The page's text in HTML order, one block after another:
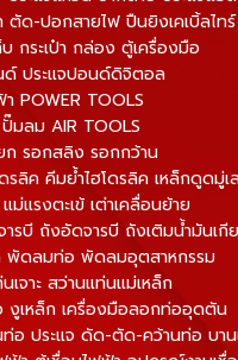
ตัด-ปอกสายไฟ ปืนยิงเคเบิ้ลไทร์
กระเป๋า กล่อง ตู้เครื่องมือ
ด์ ประแจปอนด์ดิจิตอล
POWER TOOLS
มลม AIR TOOLS
ก รอกสลิง รอกกว้าน
ดรลิค คีมย้ำไฮโดรลิค เหล็กดูดมู่เ
ม่แรงตะเข้ เต่าเคลื่อนย้าย
ารบี ถังอัดจารบี ถังเติมน้ำมันเกี
พัดลมท่อ พัดลมอุตสาหกรรม
เจาะ สว่านแท่นแม่เหล็ก
งูเหล็ก เครื่องมือลอกท่ออุดตัน
ท่อ ประแจ ดัด-ตัด-คว้านท่อ บา